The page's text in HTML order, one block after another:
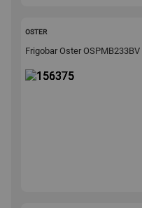
OSTER
Frigobar Oster